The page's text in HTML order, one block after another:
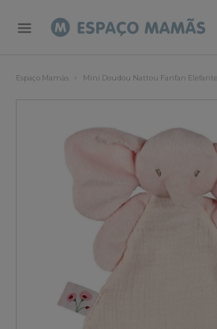
Espaço Mamãs Mini Doudou Nattou Fanfan Elefante